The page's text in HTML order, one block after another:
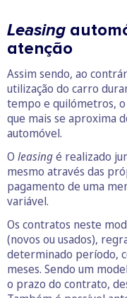
Leasing
atenção
Assim sendo, ao
utilização do carro
tempo e quilómetros, o
que mais se aproxima
automóvel.
O leasingé realizado
mesmo através das
pagamento de uma
variável.
Os contratos neste
(novos ou usados),
determinado período,
meses. Sendo um
o prazo do contrato,